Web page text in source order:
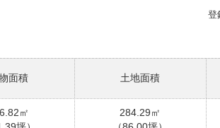
登
面積 土地面積
㎡
284.29㎡